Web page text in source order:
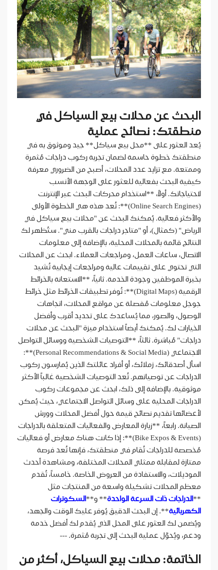
البحث عن محلات بيع السياكل في
منطقتك: نصائح عملية
يُعد العثور على **محل بيع سياكل** جيد وموثوق به في
منطقتك خطوة حاسمة لضمان تجربة ركوب دراجات مُثمرة
وممتعة. مع تزايد عدد المحلات، أصبح من الضروري معرفة
كيفية البحث بفعالية للعثور على الوجهة الأنسب
لاحتياجاتك. أولاً، **استخدام محركات البحث عبر الإنترنت
(Online Search Engines)**: تُعد هذه هي الخطوة الأولى
والأكثر فعالية. يُمكنك البحث عن "محلات بيع سياكل في
الرياض" (كمثال)، أو "متاجر دراجات بالقرب مني". ستُظهر لك
النتائج قائمة بالمحلات المحلية، بالإضافة إلى معلومات
الاتصال، ساعات العمل، ومراجعات العملاء. ابحث عن المحلات
التي تحتوي على تقييمات عالية ومراجعات إيجابية تُشيد
بخبرة الموظفين وجودة الخدمة. ثانياً، **الاستعانة بالخرائط
الرقمية (Digital Maps)**: تُوفر تطبيقات الخرائط مثل خرائط
جوجل معلومات مُفصلة عن مواقع المحلات، اتجاهات
الوصول، والصور، مما يُساعدك على تحديد أقرب وأفضل
الخيارات لك. يُمكنك أيضاً استخدام ميزة "البحث عن محلات
دراجات" مُباشرة. ثالثاً، **التوصيات الشخصية ووسائل التواصل
الاجتماعي (Personal Recommendations & Social Media)**:
اسأل أصدقائك، زملائك، أو أفراد عائلتك الذين يُمارسون ركوب
الدراجات عن توصياتهم. تُعد التوصيات الشخصية غالباً الأكثر
موثوقية. بالإضافة إلى ذلك، ابحث عن مجموعات ركوب
الدراجات المحلية على وسائل التواصل الاجتماعي، حيث يُمكن
لأعضائها تقديم نصائح قيمة حول أفضل المحلات وورش
الصيانة. رابعاً، **زيارة المعارض والفعاليات المتعلقة بالدراجات
(Bike Expos & Events)**: إذا كانت هناك معارض أو فعاليات
مُخصصة للدراجات تُقام في منطقتك، فإنها تُعد فرصة
ممتازة لمقابلة ممثلي المحلات المختلفة، ومشاهدة أحدث
الموديلات، والاستفادة من العروض الخاصة. خامساً، تُقدم
معظم المحلات تشكيلة واسعة من المنتجات مثل
**الدراجات ذات السرعة الواحدة** و**السكوترات
الكهربائية**. إن البحث الدقيق يُوفر عليك الوقت والجهد،
ويُضمن لك العثور على المحل الذي يُقدم لك أفضل خدمة
ودعم، ويُحوّل عملية البحث إلى تجربة مُثمرة. ---
الخاتمة: محلات بيع السياكل، أكثر من